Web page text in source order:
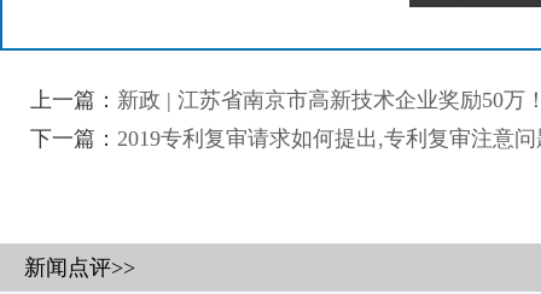
上一篇： 新政 | 江苏省南京市高新技术企业奖励50万
下一篇： 2019专利复审请求如何提出,专利复审注意问
新闻点评>>